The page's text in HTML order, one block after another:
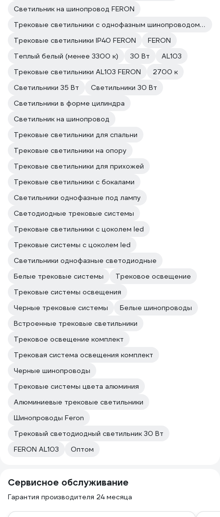
Светильник на шинопровод FERON
Трековые светильники с однофазным шинопроводом FERON
Трековые светильники IP40 FERON
FERON
Теплый белый (менее 3300 к)
30 Вт
AL103
Трековые светильники AL103 FERON
2700 к
Светильники 35 Вт
Светильники 30 Вт
Светильники в форме цилиндра
Светильник на шинопровод
Трековые светильники для спальни
Трековые светильники на опору
Трековые светильники для прихожей
Трековые светильники с бокалами
Светильники однофазные под лампу
Светодиодные трековые системы
Трековые светильники с цоколем led
Трековые системы с цоколем led
Светильники однофазные светодиодные
Белые трековые системы
Трековое освещение
Трековые системы освещения
Черные трековые системы
Белые шинопроводы
Встроенные трековые светильники
Трековое освещение комплект
Трековая система освещения комплект
Черные шинопроводы
Трековые системы цвета алюминия
Алюминиевые трековые светильники
Шинопроводы Feron
Трековый светодиодный светильник 30 Вт
FERON AL103
Оптом
Сервисное обслуживание
Гарантия производителя 24 месяца